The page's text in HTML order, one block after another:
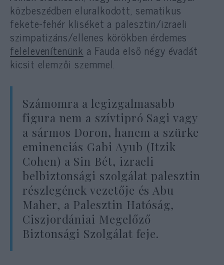
közbeszédben eluralkodott, sematikus
fekete-fehér kliséket a palesztin/izraeli
szimpatizáns/ellenes körökben érdemes
felelevenítenünk a Fauda első négy évadát
kicsit elemzői szemmel.
Számomra a legizgalmasabb
figura nem a szívtipró Sagi vagy
a sármos Doron, hanem a szürke
eminenciás Gabi Ayub (Itzik
Cohen) a Sin Bét, izraeli
belbiztonsági szolgálat palesztin
részlegének vezetője és Abu
Maher, a Palesztin Hatóság,
Ciszjordániai Megelőző
Biztonsági Szolgálat feje.